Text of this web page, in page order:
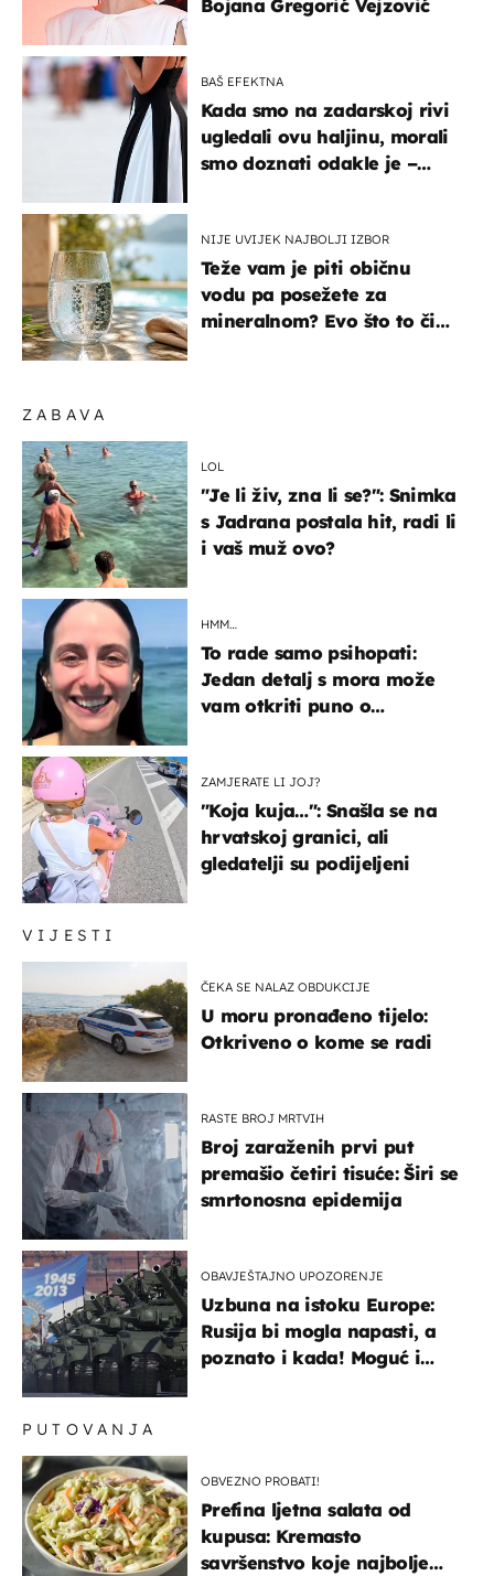
VIJESTI
ČEKA SE NALAZ OBDUKCIJE
U moru pronađeno tijelo:
Otkriveno o kome se radi
RASTE BROJ MRTVIH
Broj zaraženih prvi put
premašio četiri tisuće: Širi se
smrtonosna epidemija
OBAVJEŠTAJNO UPOZORENJE
Uzbuna na istoku Europe:
Rusija bi mogla napasti, a
poznato i kada! Moguć i
ZABAVA
LOL
"Je li živ, zna li se?": Snimka
s Jadrana postala hit, radi li
i vaš muž ovo?
HMM…
To rade samo psihopati:
Jedan detalj s mora može
vam otkriti puno o
ZAMJERATE LI JOJ?
"Koja kuja…": Snašla se na
hrvatskoj granici, ali
gledatelji su podijeljeni
PUTOVANJA
OBVEZNO PROBATI!
Prefina ljetna salata od
kupusa: Kremasto
savršenstvo koje najbolje
Bojana Gregorić Vejzović
BAŠ EFEKTNA
Kada smo na zadarskoj rivi
ugledali ovu haljinu, morali
smo doznati odakle je –
NIJE UVIJEK NAJBOLJI IZBOR
Teže vam je piti običnu
vodu pa posežete za
mineralnom? Evo što to čini